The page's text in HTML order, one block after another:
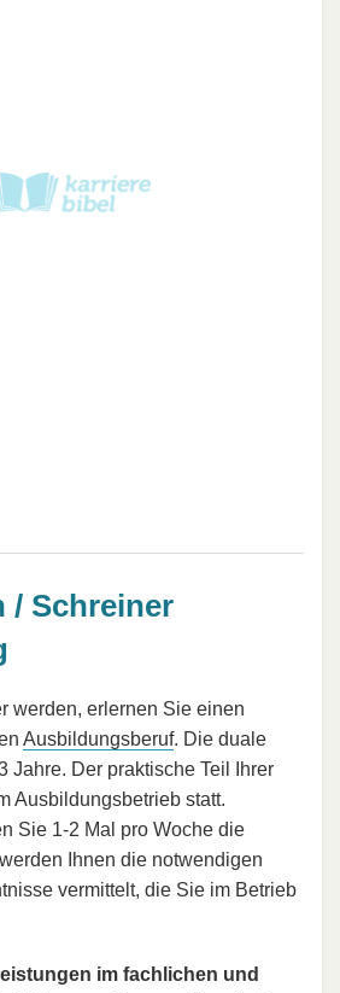
/ Schreiner
werden, erlernen Sie einen
Ausbildungsberuf. Die duale
Jahre. Der praktische Teil Ihrer
Ausbildungsbetrieb statt.
Sie 1-2 Mal pro Woche die
Ihnen die notwendigen
vermittelt, die Sie im Betrieb
im fachlichen und